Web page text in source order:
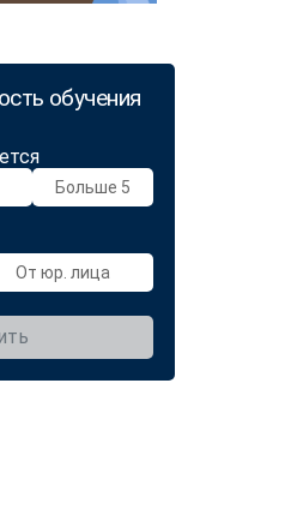
обучения
Больше 5
От юр. лица